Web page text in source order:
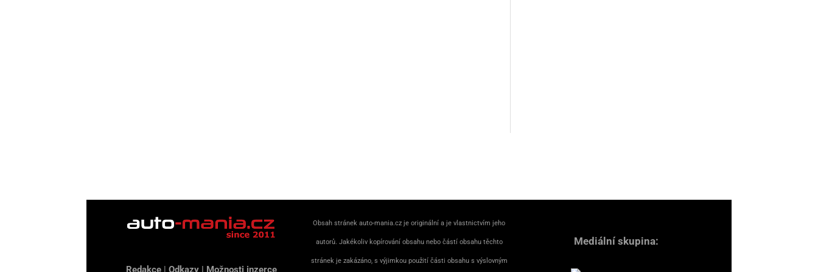
Redakce |Odkazy | Možnosti inzerce
Obsah stránek auto-mania.cz je originální a je vlastnictvím jeho
autorů. Jakékoliv kopírování obsahu nebo částí obsahu těchto
stránek je zakázáno, s výjimkou použití části obsahu s výslovným
Mediální skupina: